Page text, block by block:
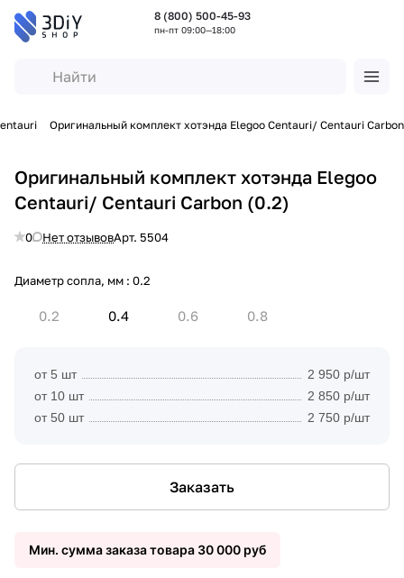
8 (800) 500-45-93
пн-пт 09:00—18:00
Оригинальный комплект хотэнда Elegoo Centauri/ Centauri Carbon
Оригинальный комплект хотэнда Elegoo
Centauri/ Centauri Carbon (0.2)
0 Нет отзывовАрт. 5504
Диаметр сопла, мм : 0.2
0.2 0.4 0.6 0.8
от 5 шт
2 950 р/шт
от 10 шт
2 850 р/шт
от 50 шт
2 750 р/шт
Заказать
Мин. сумма заказа товара 30 000 руб